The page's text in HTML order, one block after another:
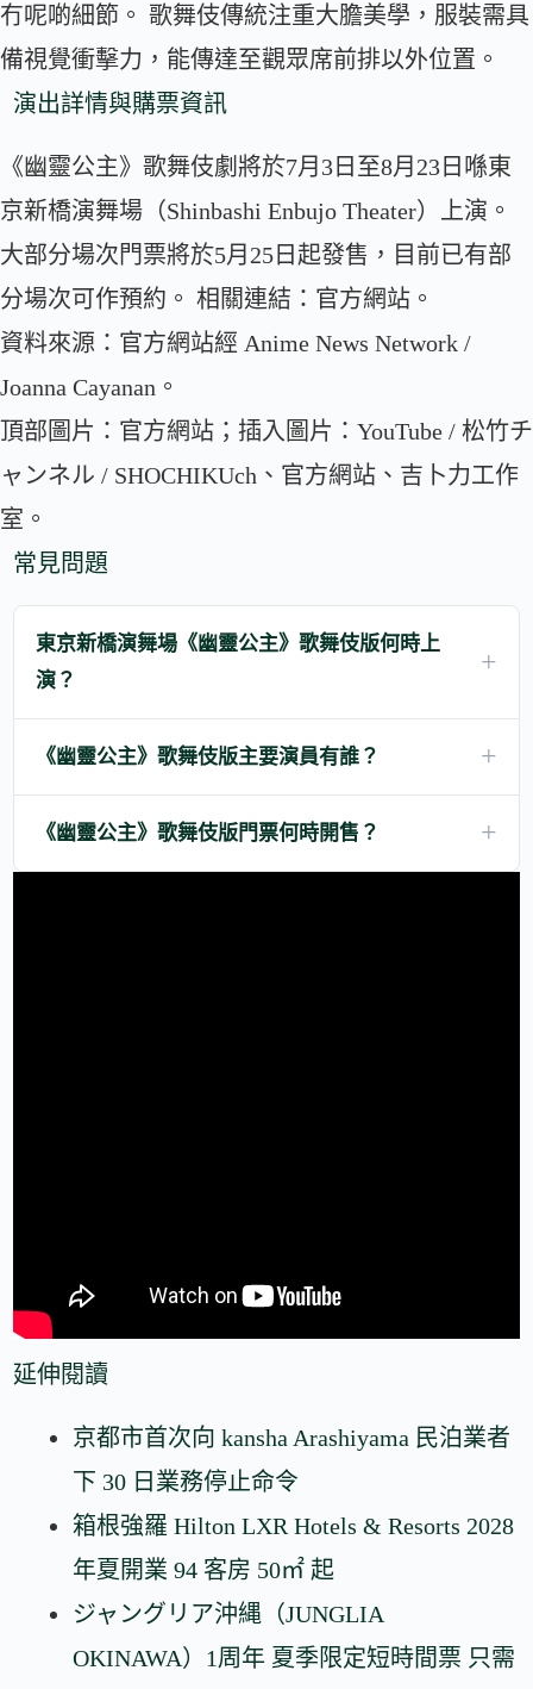
冇呢啲細節。 歌舞伎傳統注重大膽美學，服裝需具
備視覺衝擊力，能傳達至觀眾席前排以外位置。
演出詳情與購票資訊
《幽靈公主》歌舞伎劇將於7月3日至8月23日喺東
京新橋演舞場（Shinbashi Enbujo Theater）上演。
大部分場次門票將於5月25日起發售，目前已有部
分場次可作預約。 相關連結：官方網站。
資料來源：官方網站經 Anime News Network /
Joanna Cayanan。
頂部圖片：官方網站；插入圖片：YouTube / 松竹チ
ャンネル / SHOCHIKUch、官方網站、吉卜力工作
室。
常見問題
東京新橋演舞場《幽靈公主》歌舞伎版何時上
演？
《幽靈公主》歌舞伎版主要演員有誰？
《幽靈公主》歌舞伎版門票何時開售？
延伸閱讀
京都市首次向 kansha Arashiyama 民泊業者
下 30 日業務停止命令
箱根強羅 Hilton LXR Hotels & Resorts 2028
年夏開業 94 客房 50㎡ 起
ジャングリア沖縄（JUNGLIA
OKINAWA）1周年 夏季限定短時間票 只需